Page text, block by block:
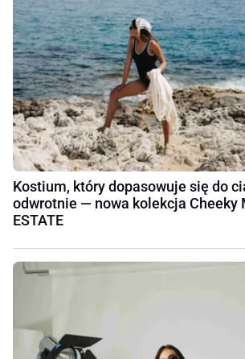
Kostium, który dopasowuje się do
odwrotnie — nowa kolekcja Cheeky
ESTATE